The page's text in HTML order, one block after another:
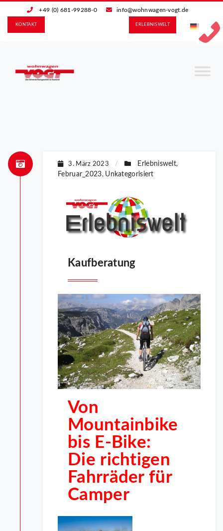
+49 (0) 681-99288-0 info@wohnwagen-vogt.de
ERLEBNIS­WELT
KONTAKT
3. März 2023 / Erlebniswelt,
Februar_2023, Unkategorisiert
Kaufberatung
Von
Mountainbike
bis E-Bike:
Die richtigen
Fahrräder für
Camper